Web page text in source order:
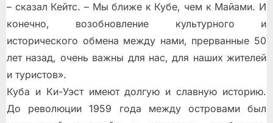
– сказал Кейтс. – Мы ближе к Кубе, чем к Майами. И
конечно, возобновление культурного и
исторического обмена между нами, прерванные 50
лет назад, очень важны для нас, для наших жителей
и туристов».
Куба и Ки-Уэст имеют долгую и славную историю.
До революции 1959 года между островами был